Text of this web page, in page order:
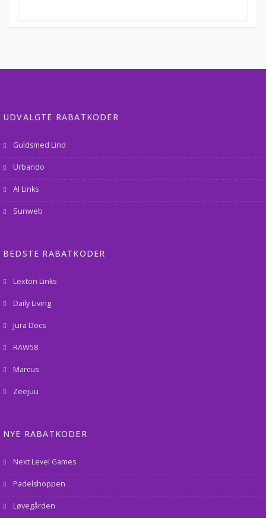
UDVALGTE RABATKODER
Guldsmed Lind
Urbando
AI Links
Sunweb
BEDSTE RABATKODER
Lexton Links
Daily Living
Jura Docs
RAW58
Marcus
Zeejuu
NYE RABATKODER
Next Level Games
Padelshoppen
Løvegården